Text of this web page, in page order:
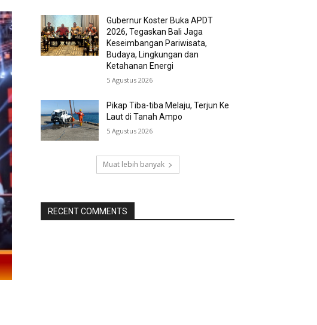
Gubernur Koster Buka APDT
2026, Tegaskan Bali Jaga
Keseimbangan Pariwisata,
Budaya, Lingkungan dan
Ketahanan Energi
5 Agustus 2026
Pikap Tiba-tiba Melaju, Terjun Ke
Laut di Tanah Ampo
5 Agustus 2026
Muat lebih banyak
RECENT COMMENTS